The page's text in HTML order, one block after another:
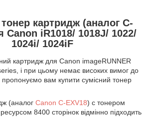
картридж (аналог C-
Canon iR1018/ 1018J/ 1022/
1024i/ 1024iF
картридж для Canon imageRUNNER
і при цьому немає високих вимог до
пропонуємо вам купити сумісний тонер
(аналог Canon C-EXV18) с тонером
8400 сторінок відмінно підходить